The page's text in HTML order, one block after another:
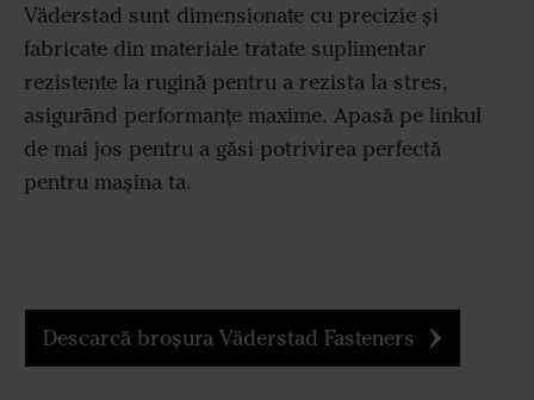
Väderstad sunt dimensionate cu precizie și
fabricate din materiale tratate suplimentar
rezistente la rugină pentru a rezista la stres,
asigurând performanțe maxime. Apasă pe linkul
de mai jos pentru a găsi potrivirea perfectă
pentru mașina ta.
Descarcă broșura Väderstad Fasteners